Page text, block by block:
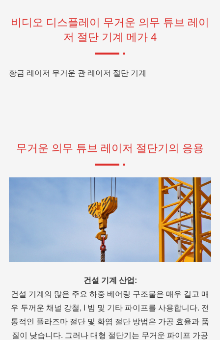
비디오 디스플레이 무거운 의무 튜브 레이
저 절단 기계 메가 4
황금 레이저 무거운 관 레이저 절단 기계
무거운 의무 튜브 레이저 절단기의 응용
조선 산업:
대형 절단기의 자동 처리 기능은 파이프 구성 요소의 처리
효율을 높일 수 있습니다. 요즘 "정밀 조선" 과 "빠른 조선"
은 선박 제조 개발의 주요 트렌드가되었으며 cnc 파이프 절
단 기계 기술은 급속하게 발전하고 있습니다. 전체 레이저